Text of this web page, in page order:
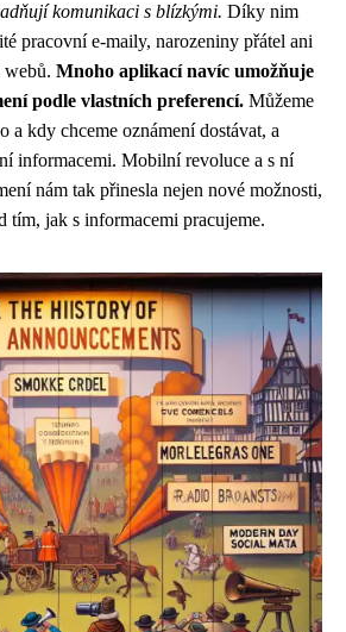
komunikaci s blízkými. Díky nim
pracovní e-maily, narozeniny přátel ani
Mnoho aplikací navíc umožňuje
podle vlastních preferencí. Můžeme
a kdy chceme oznámení dostávat, a
informacemi. Mobilní revoluce a s ní
nám tak přinesla nejen nové možnosti,
tím, jak s informacemi pracujeme.